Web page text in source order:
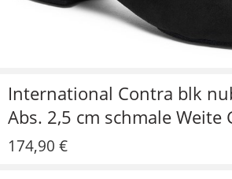
International Contra blk
Abs. 2,5 cm schmale Weite
174,90 €